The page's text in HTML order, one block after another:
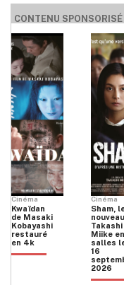
CONTENU
Cinéma
Kwaïdan
de Masaki
Kobayashi
restauré
en 4k
Cinéma
Sham,
nouveau
Takashi
Miike en
salles
16
2026